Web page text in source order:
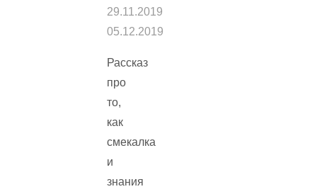
29.11.2019
05.12.2019
Рассказ
про
то,
как
смекалка
и
знания